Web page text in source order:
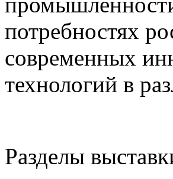
потребностях
современных
технологий в
Разделы